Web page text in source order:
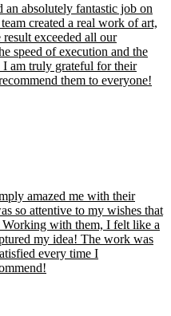
absolutely fantastic job on
created a real work of art,
exceeded all our
speed of execution and the
am truly grateful for their
them to everyone!
amazed me with their
so attentive to my wishes that
Working with them, I felt like a
my idea! The work was
every time I